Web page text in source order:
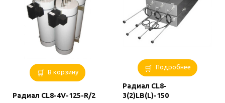
В корзину
Радиал CL8-4V-125-R/2
Подробнее
Радиал CL8-
3(2)LB(L)-150